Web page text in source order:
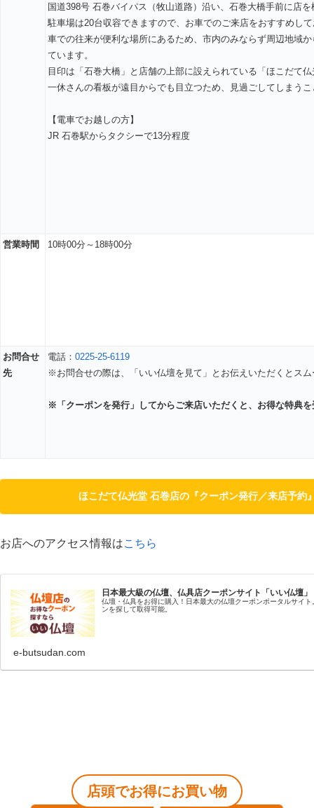
国道398号 石巻バイパス（牧山道路）沿い、石巻大橋手前に店
駐車場は20台収容できますので、お車でのご来店をおすすめし
車での往来が便利な場所にあるため、市内のみならず周辺地域
ています。
目印は「石巻大橋」と店舗の上部に設えられている「ほこだて
一休さんの看板が遠目からでも目立つため、見過ごしてしまう
【電車でお越しの方】
JR 石巻駅からタクシーで13分程度
営業時間 10時00分～18時00分
お問合せ
先
電話： 0225-25-6119
※お問合せの際は、「いい仏壇を見て」とお伝えいただくとスム
※「クーポンを発行」してからご来店いただくと、お得な特典
ほこだて仏光堂 石巻店の『クーポン発行／来店予約
お店へのアクセス情報はこちら
日本最大級の仏壇、仏具店クーポンサイト「いい仏壇」
仏壇・仏具をお得に購入！日本最大の仏壇クーポンポータルサイ
ンを探して取得可能。
e-butsudan.com
店頭でお得にお買い物